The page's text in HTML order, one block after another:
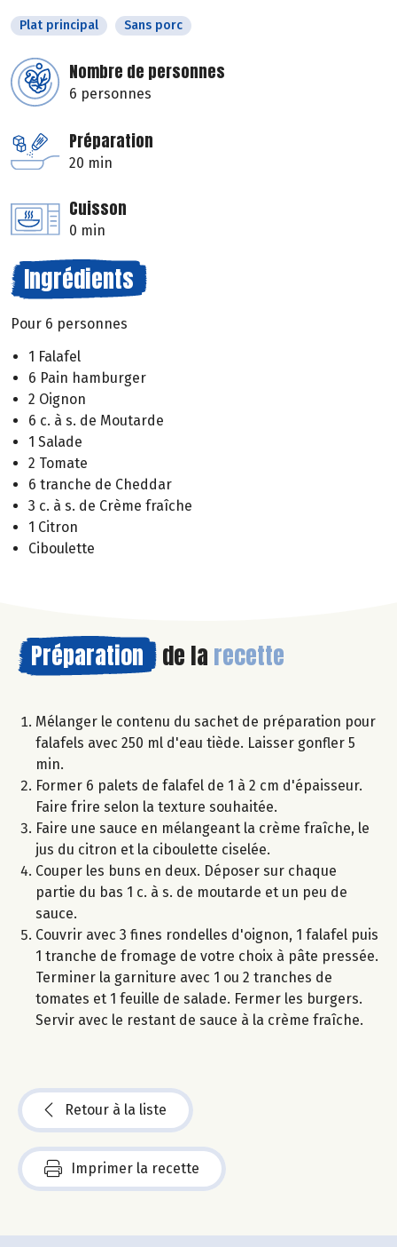
Plat principal Sans porc
Nombre de personnes
6 personnes
Préparation
20 min
Cuisson
0 min
Ingrédients
Pour 6 personnes
1 Falafel
6 Pain hamburger
2 Oignon
6 c. à s. de Moutarde
1 Salade
2 Tomate
6 tranche de Cheddar
3 c. à s. de Crème fraîche
1 Citron
Ciboulette
Préparation de la recette
Mélanger le contenu du sachet de préparation pour
falafels avec 250 ml d'eau tiède. Laisser gonfler 5
min.
Former 6 palets de falafel de 1 à 2 cm d'épaisseur.
Faire frire selon la texture souhaitée.
Faire une sauce en mélangeant la crème fraîche, le
jus du citron et la ciboulette ciselée.
Couper les buns en deux. Déposer sur chaque
partie du bas 1 c. à s. de moutarde et un peu de
sauce.
Couvrir avec 3 fines rondelles d'oignon, 1 falafel puis
1 tranche de fromage de votre choix à pâte pressée.
Terminer la garniture avec 1 ou 2 tranches de
tomates et 1 feuille de salade. Fermer les burgers.
Servir avec le restant de sauce à la crème fraîche.
Retour à la liste
Imprimer la recette